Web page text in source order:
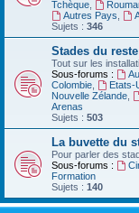
Tchèque
Autres Pays
Sujets : 346
Stades du
Tout sur les
Sous-forums :
Colombie
Etats-
Nouvelle Zélande
Arenas
Sujets : 503
La buvette du
Pour parler des
Sous-forums :
Formation
Sujets : 140